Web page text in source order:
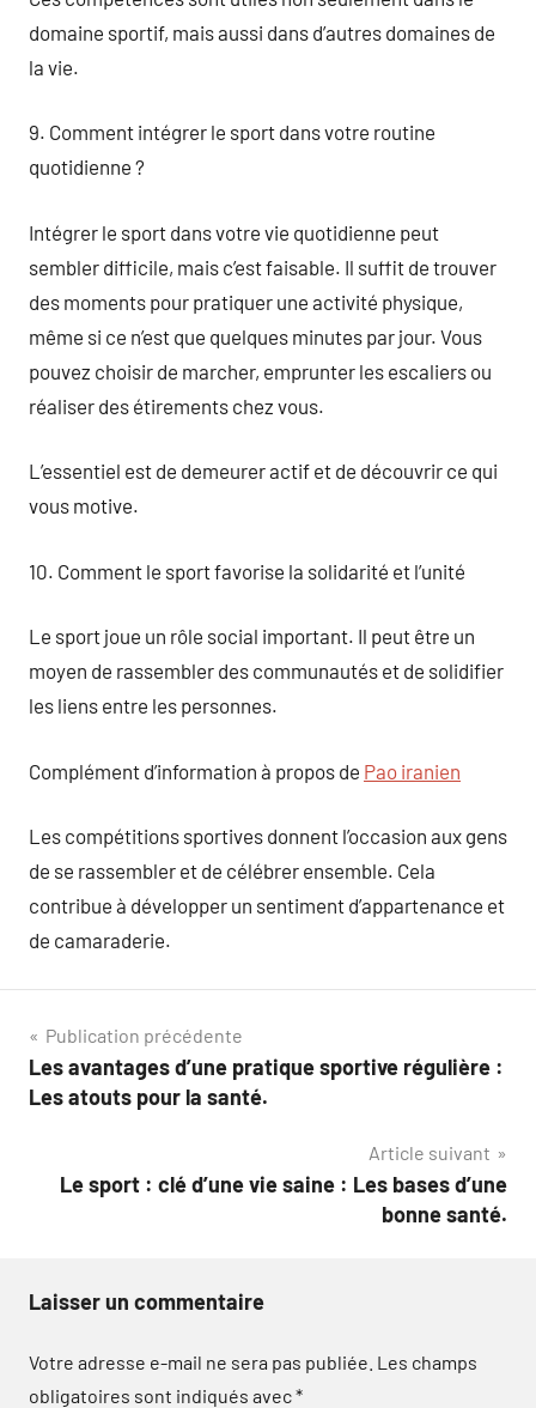
domaine sportif, mais aussi dans d’autres domaines de
la vie.
9. Comment intégrer le sport dans votre routine
quotidienne ?
Intégrer le sport dans votre vie quotidienne peut
sembler difficile, mais c’est faisable. Il suffit de trouver
des moments pour pratiquer une activité physique,
même si ce n’est que quelques minutes par jour. Vous
pouvez choisir de marcher, emprunter les escaliers ou
réaliser des étirements chez vous.
L’essentiel est de demeurer actif et de découvrir ce qui
vous motive.
10. Comment le sport favorise la solidarité et l’unité
Le sport joue un rôle social important. Il peut être un
moyen de rassembler des communautés et de solidifier
les liens entre les personnes.
Complément d’information à propos de Pao iranien
Les compétitions sportives donnent l’occasion aux gens
de se rassembler et de célébrer ensemble. Cela
contribue à développer un sentiment d’appartenance et
de camaraderie.
Navigation
de
Publication précédente
Les avantages d’une pratique sportive régulière :
Les atouts pour la santé.
Article suivant
Le sport : clé d’une vie saine : Les bases d’une
bonne santé.
Laisser un commentaire
Votre adresse e-mail ne sera pas publiée. Les champs
obligatoires sont indiqués avec*